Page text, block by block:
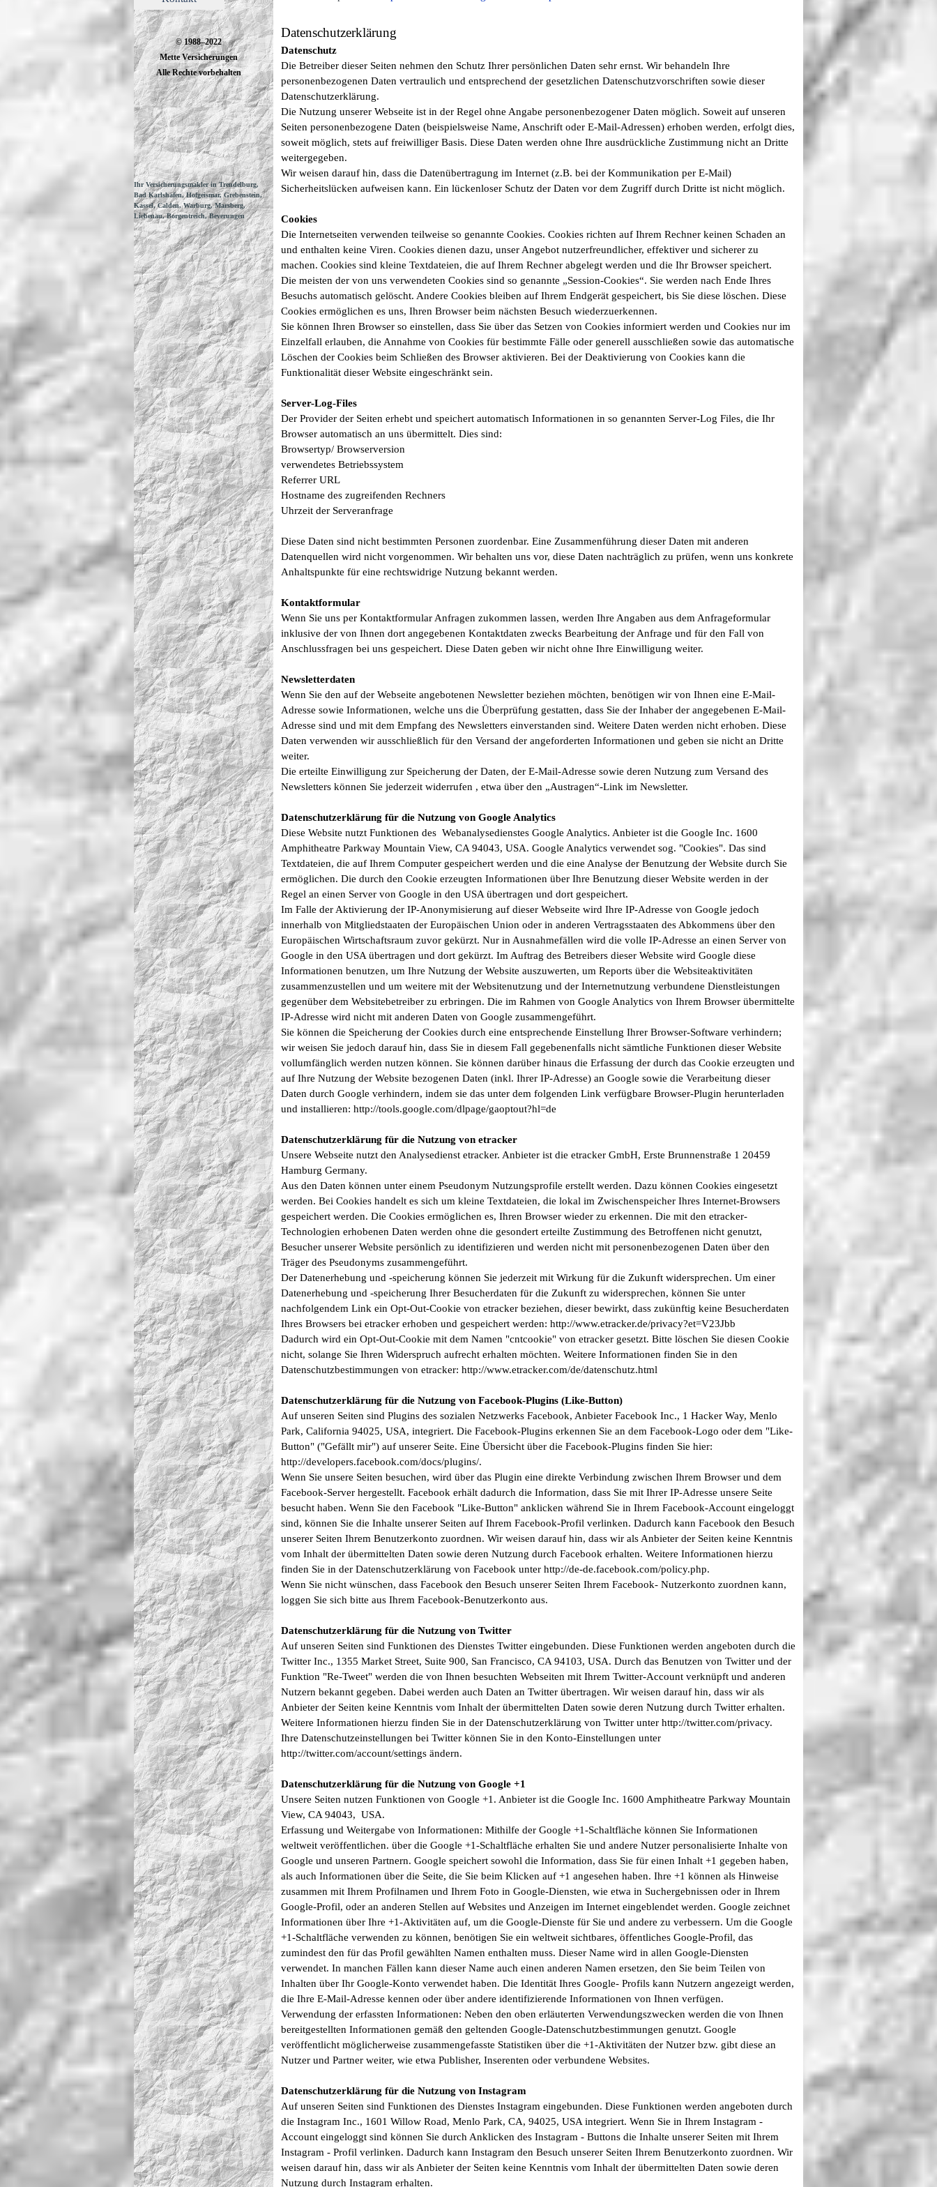
© 1988–2022
Mette Versicherungen
Alle Rechte vorbehalten
Ihr Versicherungsmakler in Trendelburg,
Bad Karlshafen, Hofgeismar, Grebenstein,
Kassel, Calden, Warburg, Marsberg,
Liebenau, Borgentreich, Beverungen
Datenschutzerklärung
Datenschutz
Die Betreiber dieser Seiten nehmen den Schutz Ihrer persönlichen Daten sehr ernst. Wir behandeln Ihre
personenbezogenen Daten vertraulich und entsprechend der gesetzlichen Datenschutzvorschriften sowie dieser
Datenschutzerklärung.
Die Nutzung unserer Webseite ist in der Regel ohne Angabe personenbezogener Daten möglich. Soweit auf unseren
Seiten personenbezogene Daten (beispielsweise Name, Anschrift oder E-Mail-Adressen) erhoben werden, erfolgt dies,
soweit möglich, stets auf freiwilliger Basis. Diese Daten werden ohne Ihre ausdrückliche Zustimmung nicht an Dritte
weitergegeben.
Wir weisen darauf hin, dass die Datenübertragung im Internet (z.B. bei der Kommunikation per E-Mail)
Sicherheitslücken aufweisen kann. Ein lückenloser Schutz der Daten vor dem Zugriff durch Dritte ist nicht möglich.
Cookies
Die Internetseiten verwenden teilweise so genannte Cookies. Cookies richten auf Ihrem Rechner keinen Schaden an
und enthalten keine Viren. Cookies dienen dazu, unser Angebot nutzerfreundlicher, effektiver und sicherer zu
machen. Cookies sind kleine Textdateien, die auf Ihrem Rechner abgelegt werden und die Ihr Browser speichert.
Die meisten der von uns verwendeten Cookies sind so genannte „Session-Cookies“. Sie werden nach Ende Ihres
Besuchs automatisch gelöscht. Andere Cookies bleiben auf Ihrem Endgerät gespeichert, bis Sie diese löschen. Diese
Cookies ermöglichen es uns, Ihren Browser beim nächsten Besuch wiederzuerkennen.
Sie können Ihren Browser so einstellen, dass Sie über das Setzen von Cookies informiert werden und Cookies nur im
Einzelfall erlauben, die Annahme von Cookies für bestimmte Fälle oder generell ausschließen sowie das automatische
Löschen der Cookies beim Schließen des Browser aktivieren. Bei der Deaktivierung von Cookies kann die
Funktionalität dieser Website eingeschränkt sein.
Server-Log-Files
Der Provider der Seiten erhebt und speichert automatisch Informationen in so genannten Server-Log Files, die Ihr
Browser automatisch an uns übermittelt. Dies sind:
Browsertyp/ Browserversion
verwendetes Betriebssystem
Referrer URL
Hostname des zugreifenden Rechners
Uhrzeit der Serveranfrage
Diese Daten sind nicht bestimmten Personen zuordenbar. Eine Zusammenführung dieser Daten mit anderen
Datenquellen wird nicht vorgenommen. Wir behalten uns vor, diese Daten nachträglich zu prüfen, wenn uns konkrete
Anhaltspunkte für eine rechtswidrige Nutzung bekannt werden.
Kontaktformular
Wenn Sie uns per Kontaktformular Anfragen zukommen lassen, werden Ihre Angaben aus dem Anfrageformular
inklusive der von Ihnen dort angegebenen Kontaktdaten zwecks Bearbeitung der Anfrage und für den Fall von
Anschlussfragen bei uns gespeichert. Diese Daten geben wir nicht ohne Ihre Einwilligung weiter.
Newsletterdaten
Wenn Sie den auf der Webseite angebotenen Newsletter beziehen möchten, benötigen wir von Ihnen eine E-Mail-
Adresse sowie Informationen, welche uns die Überprüfung gestatten, dass Sie der Inhaber der angegebenen E-Mail-
Adresse sind und mit dem Empfang des Newsletters einverstanden sind. Weitere Daten werden nicht erhoben. Diese
Daten verwenden wir ausschließlich für den Versand der angeforderten Informationen und geben sie nicht an Dritte
weiter.
Die erteilte Einwilligung zur Speicherung der Daten, der E-Mail-Adresse sowie deren Nutzung zum Versand des
Newsletters können Sie jederzeit widerrufen , etwa über den „Austragen“-Link im Newsletter.
Datenschutzerklärung für die Nutzung von Google Analytics
Diese Website nutzt Funktionen des Webanalysedienstes Google Analytics. Anbieter ist die Google Inc. 1600
Amphitheatre Parkway Mountain View, CA 94043, USA. Google Analytics verwendet sog. "Cookies". Das sind
Textdateien, die auf Ihrem Computer gespeichert werden und die eine Analyse der Benutzung der Website durch Sie
ermöglichen. Die durch den Cookie erzeugten Informationen über Ihre Benutzung dieser Website werden in der
Regel an einen Server von Google in den USA übertragen und dort gespeichert.
Im Falle der Aktivierung der IP-Anonymisierung auf dieser Webseite wird Ihre IP-Adresse von Google jedoch
innerhalb von Mitgliedstaaten der Europäischen Union oder in anderen Vertragsstaaten des Abkommens über den
Europäischen Wirtschaftsraum zuvor gekürzt. Nur in Ausnahmefällen wird die volle IP-Adresse an einen Server von
Google in den USA übertragen und dort gekürzt. Im Auftrag des Betreibers dieser Website wird Google diese
Informationen benutzen, um Ihre Nutzung der Website auszuwerten, um Reports über die Websiteaktivitäten
zusammenzustellen und um weitere mit der Websitenutzung und der Internetnutzung verbundene Dienstleistungen
gegenüber dem Websitebetreiber zu erbringen. Die im Rahmen von Google Analytics von Ihrem Browser übermittelte
IP-Adresse wird nicht mit anderen Daten von Google zusammengeführt.
Sie können die Speicherung der Cookies durch eine entsprechende Einstellung Ihrer Browser-Software verhindern;
wir weisen Sie jedoch darauf hin, dass Sie in diesem Fall gegebenenfalls nicht sämtliche Funktionen dieser Website
vollumfänglich werden nutzen können. Sie können darüber hinaus die Erfassung der durch das Cookie erzeugten und
auf Ihre Nutzung der Website bezogenen Daten (inkl. Ihrer IP-Adresse) an Google sowie die Verarbeitung dieser
Daten durch Google verhindern, indem sie das unter dem folgenden Link verfügbare Browser-Plugin herunterladen
und installieren: http://tools.google.com/dlpage/gaoptout?hl=de
Datenschutzerklärung für die Nutzung von etracker
Unsere Webseite nutzt den Analysedienst etracker. Anbieter ist die etracker GmbH, Erste Brunnenstraße 1 20459
Hamburg Germany.
Aus den Daten können unter einem Pseudonym Nutzungsprofile erstellt werden. Dazu können Cookies eingesetzt
werden. Bei Cookies handelt es sich um kleine Textdateien, die lokal im Zwischenspeicher Ihres Internet-Browsers
gespeichert werden. Die Cookies ermöglichen es, Ihren Browser wieder zu erkennen. Die mit den etracker-
Technologien erhobenen Daten werden ohne die gesondert erteilte Zustimmung des Betroffenen nicht genutzt,
Besucher unserer Website persönlich zu identifizieren und werden nicht mit personenbezogenen Daten über den
Träger des Pseudonyms zusammengeführt.
Der Datenerhebung und -speicherung können Sie jederzeit mit Wirkung für die Zukunft widersprechen. Um einer
Datenerhebung und -speicherung Ihrer Besucherdaten für die Zukunft zu widersprechen, können Sie unter
nachfolgendem Link ein Opt-Out-Cookie von etracker beziehen, dieser bewirkt, dass zukünftig keine Besucherdaten
Ihres Browsers bei etracker erhoben und gespeichert werden: http://www.etracker.de/privacy?et=V23Jbb
Dadurch wird ein Opt-Out-Cookie mit dem Namen "cntcookie" von etracker gesetzt. Bitte löschen Sie diesen Cookie
nicht, solange Sie Ihren Widerspruch aufrecht erhalten möchten. Weitere Informationen finden Sie in den
Datenschutzbestimmungen von etracker: http://www.etracker.com/de/datenschutz.html
Datenschutzerklärung für die Nutzung von Facebook-Plugins (Like-Button)
Auf unseren Seiten sind Plugins des sozialen Netzwerks Facebook, Anbieter Facebook Inc., 1 Hacker Way, Menlo
Park, California 94025, USA, integriert. Die Facebook-Plugins erkennen Sie an dem Facebook-Logo oder dem "Like-
Button" ("Gefällt mir") auf unserer Seite. Eine Übersicht über die Facebook-Plugins finden Sie hier:
http://developers.facebook.com/docs/plugins/.
Wenn Sie unsere Seiten besuchen, wird über das Plugin eine direkte Verbindung zwischen Ihrem Browser und dem
Facebook-Server hergestellt. Facebook erhält dadurch die Information, dass Sie mit Ihrer IP-Adresse unsere Seite
besucht haben. Wenn Sie den Facebook "Like-Button" anklicken während Sie in Ihrem Facebook-Account eingeloggt
sind, können Sie die Inhalte unserer Seiten auf Ihrem Facebook-Profil verlinken. Dadurch kann Facebook den Besuch
unserer Seiten Ihrem Benutzerkonto zuordnen. Wir weisen darauf hin, dass wir als Anbieter der Seiten keine Kenntnis
vom Inhalt der übermittelten Daten sowie deren Nutzung durch Facebook erhalten. Weitere Informationen hierzu
finden Sie in der Datenschutzerklärung von Facebook unter http://de-de.facebook.com/policy.php.
Wenn Sie nicht wünschen, dass Facebook den Besuch unserer Seiten Ihrem Facebook- Nutzerkonto zuordnen kann,
loggen Sie sich bitte aus Ihrem Facebook-Benutzerkonto aus.
Datenschutzerklärung für die Nutzung von Twitter
Auf unseren Seiten sind Funktionen des Dienstes Twitter eingebunden. Diese Funktionen werden angeboten durch die
Twitter Inc., 1355 Market Street, Suite 900, San Francisco, CA 94103, USA. Durch das Benutzen von Twitter und der
Funktion "Re-Tweet" werden die von Ihnen besuchten Webseiten mit Ihrem Twitter-Account verknüpft und anderen
Nutzern bekannt gegeben. Dabei werden auch Daten an Twitter übertragen. Wir weisen darauf hin, dass wir als
Anbieter der Seiten keine Kenntnis vom Inhalt der übermittelten Daten sowie deren Nutzung durch Twitter erhalten.
Weitere Informationen hierzu finden Sie in der Datenschutzerklärung von Twitter unter http://twitter.com/privacy.
Ihre Datenschutzeinstellungen bei Twitter können Sie in den Konto-Einstellungen unter
http://twitter.com/account/settings ändern.
Datenschutzerklärung für die Nutzung von Google +1
Unsere Seiten nutzen Funktionen von Google +1. Anbieter ist die Google Inc. 1600 Amphitheatre Parkway Mountain
View, CA 94043, USA.
Erfassung und Weitergabe von Informationen: Mithilfe der Google +1-Schaltfläche können Sie Informationen
weltweit veröffentlichen. über die Google +1-Schaltfläche erhalten Sie und andere Nutzer personalisierte Inhalte von
Google und unseren Partnern. Google speichert sowohl die Information, dass Sie für einen Inhalt +1 gegeben haben,
als auch Informationen über die Seite, die Sie beim Klicken auf +1 angesehen haben. Ihre +1 können als Hinweise
zusammen mit Ihrem Profilnamen und Ihrem Foto in Google-Diensten, wie etwa in Suchergebnissen oder in Ihrem
Google-Profil, oder an anderen Stellen auf Websites und Anzeigen im Internet eingeblendet werden. Google zeichnet
Informationen über Ihre +1-Aktivitäten auf, um die Google-Dienste für Sie und andere zu verbessern. Um die Google
+1-Schaltfläche verwenden zu können, benötigen Sie ein weltweit sichtbares, öffentliches Google-Profil, das
zumindest den für das Profil gewählten Namen enthalten muss. Dieser Name wird in allen Google-Diensten
verwendet. In manchen Fällen kann dieser Name auch einen anderen Namen ersetzen, den Sie beim Teilen von
Inhalten über Ihr Google-Konto verwendet haben. Die Identität Ihres Google- Profils kann Nutzern angezeigt werden,
die Ihre E-Mail-Adresse kennen oder über andere identifizierende Informationen von Ihnen verfügen.
Verwendung der erfassten Informationen: Neben den oben erläuterten Verwendungszwecken werden die von Ihnen
bereitgestellten Informationen gemäß den geltenden Google-Datenschutzbestimmungen genutzt. Google
veröffentlicht möglicherweise zusammengefasste Statistiken über die +1-Aktivitäten der Nutzer bzw. gibt diese an
Nutzer und Partner weiter, wie etwa Publisher, Inserenten oder verbundene Websites.
Datenschutzerklärung für die Nutzung von Instagram
Auf unseren Seiten sind Funktionen des Dienstes Instagram eingebunden. Diese Funktionen werden angeboten durch
die Instagram Inc., 1601 Willow Road, Menlo Park, CA, 94025, USA integriert. Wenn Sie in Ihrem Instagram -
Account eingeloggt sind können Sie durch Anklicken des Instagram - Buttons die Inhalte unserer Seiten mit Ihrem
Instagram - Profil verlinken. Dadurch kann Instagram den Besuch unserer Seiten Ihrem Benutzerkonto zuordnen. Wir
weisen darauf hin, dass wir als Anbieter der Seiten keine Kenntnis vom Inhalt der übermittelten Daten sowie deren
Nutzung durch Instagram erhalten.